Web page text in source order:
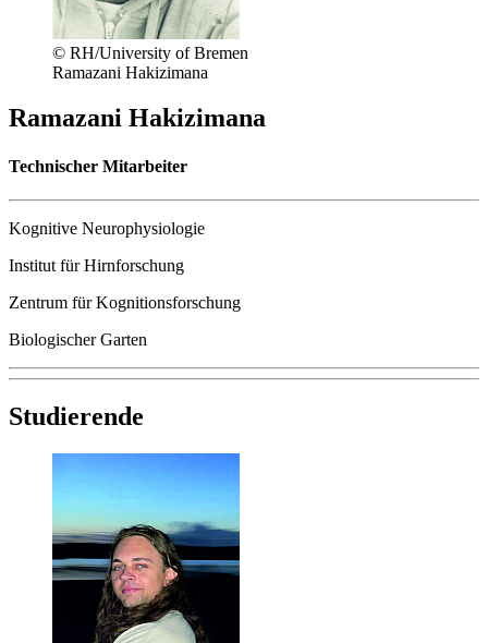
© RH/University of Bremen
Ramazani Hakizimana
Ramazani Hakizimana
Technischer Mitarbeiter
Kognitive Neurophysiologie
Institut für Hirnforschung
Zentrum für Kognitionsforschung
Biologischer Garten
Studierende